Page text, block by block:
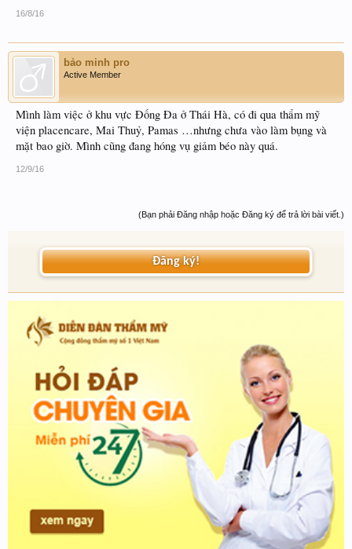
16/8/16
bảo minh pro
Active Member
Mình làm việc ở khu vực Đống Đa ở Thái Hà, có đi qua thẩm mỹ
viện placencare, Mai Thuỷ, Pamas …nhưng chưa vào làm bụng và
mặt bao giờ. Mình cũng đang hóng vụ giảm béo này quá.
12/9/16
(Bạn phải Đăng nhập hoặc Đăng ký để trả lời bài viết.)
Đăng ký!